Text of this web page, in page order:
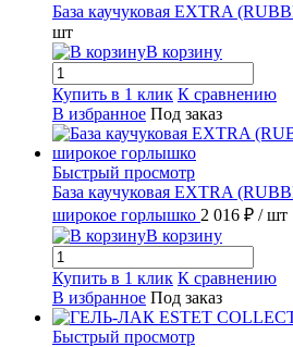
База каучуковая EXTRA
шт
В корзину
Купить в 1 клик К сравнению
В избранное Под заказ
Быстрый просмотр
База каучуковая EXTRA
широкое горлышко 2 016 ₽ / шт
В корзину
Купить в 1 клик К сравнению
В избранное Под заказ
Быстрый просмотр